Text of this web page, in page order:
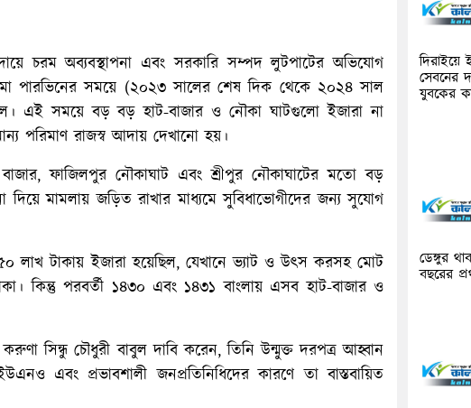
চরম অব্যবস্থাপনা এবং সরকারি সম্পদ লুটপাটের অভিযোগ
পারভিনের সময়ে (২০২৩ সালের শেষ দিক থেকে ২০২৪ সাল
এই সময়ে বড় বড় হাট-বাজার ও নৌকা ঘাটগুলো ইজারা না
পরিমাণ রাজস্ব আদায় দেখানো হয়।
বাজার, ফাজিলপুর নৌকাঘাট এবং শ্রীপুর নৌকাঘাটের মতো বড়
দিয়ে মামলায় জড়িত রাখার মাধ্যমে সুবিধাভোগীদের জন্য সুযোগ
লাখ টাকায় ইজারা হয়েছিল, যেখানে ভ্যাট ও উৎস করসহ মোট
কিন্তু পরবর্তী ১৪৩০ এবং ১৪৩১ বাংলায় এসব হাট-বাজার ও
সিন্ধু চৌধুরী বাবুল দাবি করেন, তিনি উন্মুক্ত দরপত্র আহ্বান
এবং প্রভাবশালী জনপ্রতিনিধিদের কারণে তা বাস্তবায়িত
দিরাইয়ে
সেবনের
যুবকের
ডেঙ্গুর
বছরের